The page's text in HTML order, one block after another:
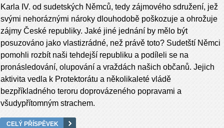
Karla IV. od sudetských Němců, tedy zájmového sdružení, jež
svými nehoráznými nároky dlouhodobě poškozuje a ohrožuje
zájmy České republiky. Jaké jiné jednání by mělo být
posuzováno jako vlastizrádné, než právě toto? Sudetští Němci
pomohli rozbít naši tehdejší republiku a podíleli se na
pronásledování, olupování a vraždách našich občanů. Jejich
aktivita vedla k Protektorátu a několikaleté vládě
bezpříkladného teroru doprovázeného popravami a
všudypřítomným strachem.
CELÝ PŘÍSPĚVEK